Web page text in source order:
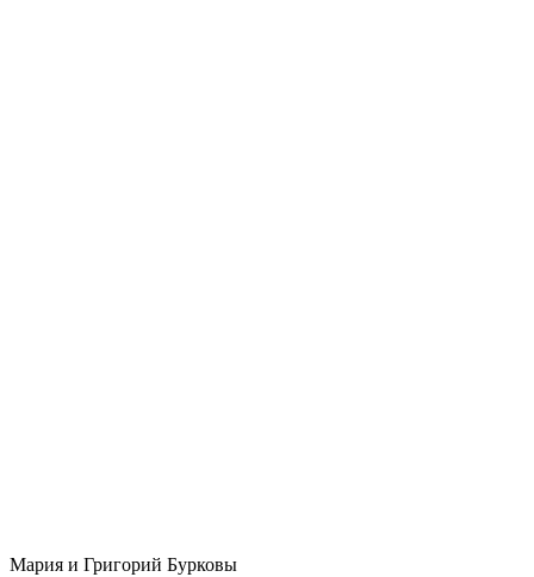
Мария и Григорий Бурковы